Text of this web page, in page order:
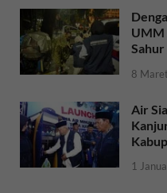
UMM
8
Air
1